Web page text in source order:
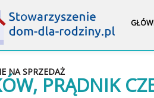
PRĄDNIK
NA SPRZEDAŻ